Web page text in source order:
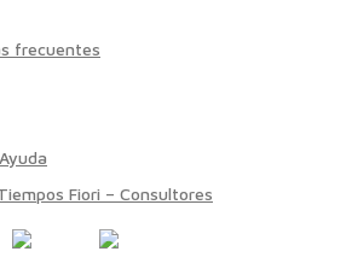
frecuentes
Fiori – Consultores